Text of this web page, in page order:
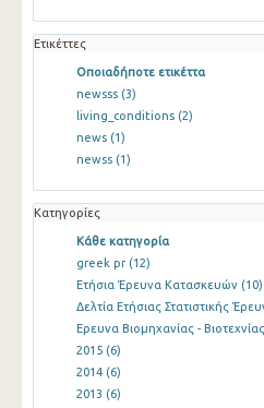
Ετικέττες
Οποιαδήποτε ετικέττα
newsss (3)
living_conditions (2)
news (1)
newss (1)
Κατηγορίες
Κάθε κατηγορία
greek pr (12)
Ετήσια Έρευνα Κατασκευών (10)
Δελτία Ετήσιας Στατιστικής
Ερευνα Βιομηχανίας - Βιοτεχνίας
2015 (6)
2014 (6)
2013 (6)